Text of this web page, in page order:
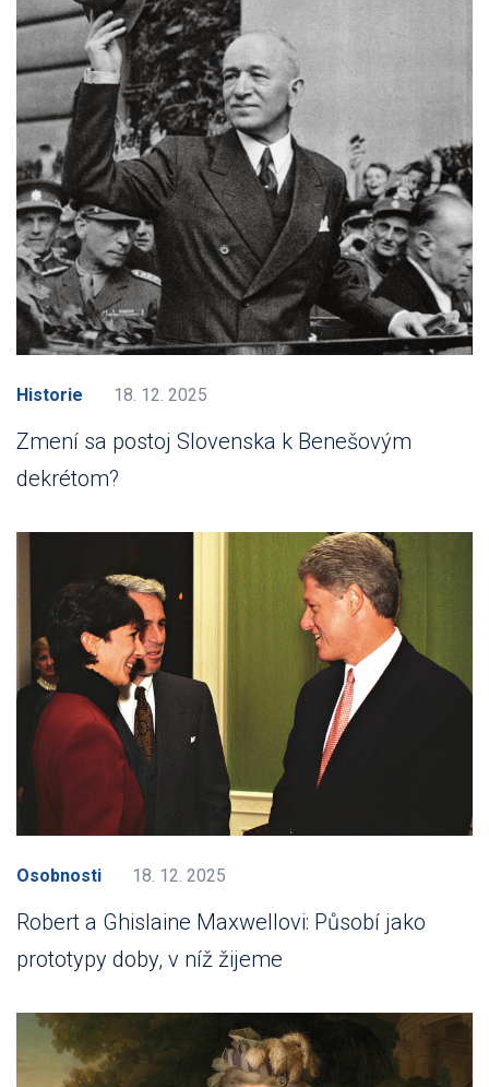
Historie 18. 12. 2025
Zmení sa postoj Slovenska k Benešovým
dekrétom?
Osobnosti 18. 12. 2025
Robert a Ghislaine Maxwellovi: Působí jako
prototypy doby, v níž žijeme